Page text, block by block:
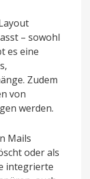
– sowohl
es eine
Zudem
von
werden.
Mails
oder als
integrierte